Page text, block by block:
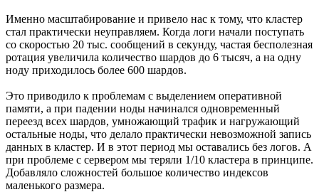
Именно масштабирование и привело нас к тому, что кластер
стал практически неуправляем. Когда логи начали поступать
со скоростью 20 тыс. сообщений в секунду, частая бесполезная
ротация увеличила количество шардов до 6 тысяч, а на одну
ноду приходилось более 600 шардов.
Это приводило к проблемам с выделением оперативной
памяти, а при падении ноды начинался одновременный
переезд всех шардов, умножающий трафик и нагружающий
остальные ноды, что делало практически невозможной запись
данных в кластер. И в этот период мы оставались без логов. А
при проблеме с сервером мы теряли 1/10 кластера в принципе.
Добавляло сложностей большое количество индексов
маленького размера.